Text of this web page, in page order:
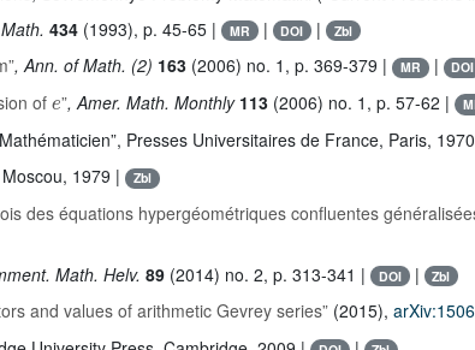
434 (1993), p. 45-65 | MR | DOI | Zbl
, Ann. of Math. (2) 163 (2006) no. 1, p. 369-379 | MR | DOI
of ”, Amer. Math. Monthly113(2006) no. 1, p. 57-62 |
, Presses Universitaires de France, Paris,
1979 | Zbl
des équations hypergéométriques confluentes
Math. Helv. 89 (2014) no. 2, p. 313-341 | DOI | Zbl
and values of arithmetic Gevrey series” (2015),